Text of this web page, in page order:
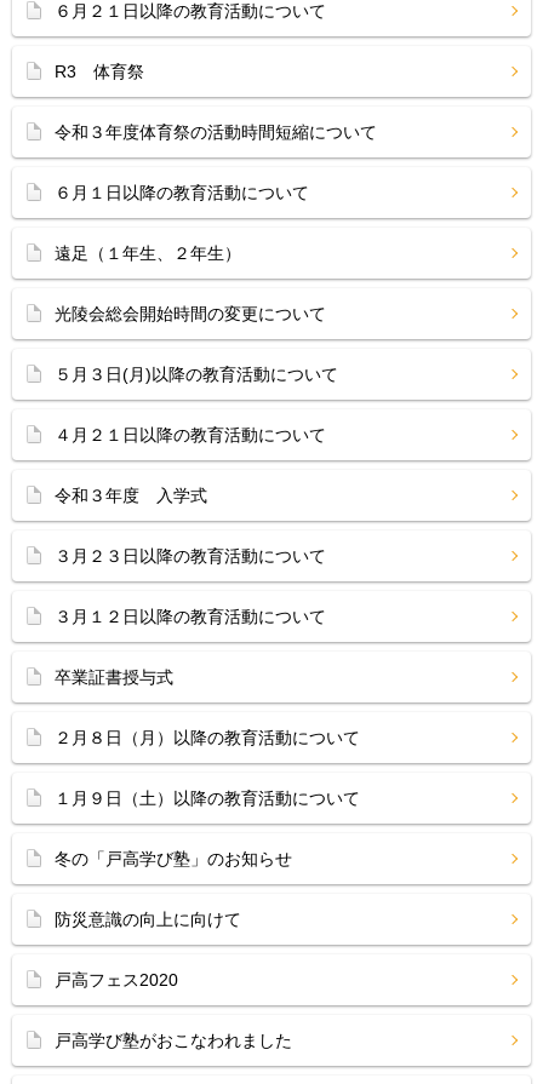
６月２１日以降の教育活動について
R3 体育祭
令和３年度体育祭の活動時間短縮について
６月１日以降の教育活動について
遠足（１年生、２年生）
光陵会総会開始時間の変更について
５月３日(月)以降の教育活動について
４月２１日以降の教育活動について
令和３年度 入学式
３月２３日以降の教育活動について
３月１２日以降の教育活動について
卒業証書授与式
２月８日（月）以降の教育活動について
１月９日（土）以降の教育活動について
冬の「戸高学び塾」のお知らせ
防災意識の向上に向けて
戸高フェス2020
戸高学び塾がおこなわれました